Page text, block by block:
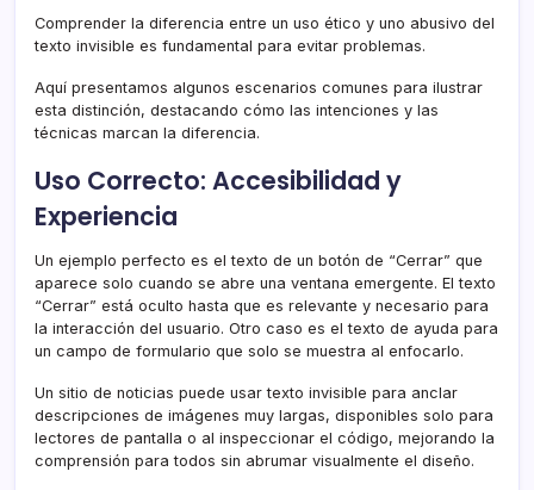
Comprender la diferencia entre un uso ético y uno abusivo del
texto invisible es fundamental para evitar problemas.
Aquí presentamos algunos escenarios comunes para ilustrar
esta distinción, destacando cómo las intenciones y las
técnicas marcan la diferencia.
Uso Correcto: Accesibilidad y
Experiencia
Un ejemplo perfecto es el texto de un botón de “Cerrar” que
aparece solo cuando se abre una ventana emergente. El texto
“Cerrar” está oculto hasta que es relevante y necesario para
la interacción del usuario. Otro caso es el texto de ayuda para
un campo de formulario que solo se muestra al enfocarlo.
Un sitio de noticias puede usar texto invisible para anclar
descripciones de imágenes muy largas, disponibles solo para
lectores de pantalla o al inspeccionar el código, mejorando la
comprensión para todos sin abrumar visualmente el diseño.